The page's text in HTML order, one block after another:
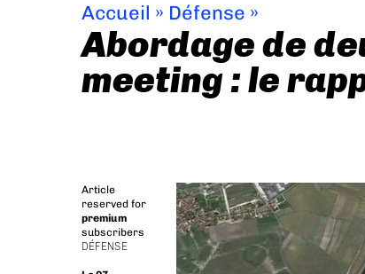
Accueil » Défense »
Abordage de
meeting : le
Article
reserved for
premium
subscribers
DÉFENSE